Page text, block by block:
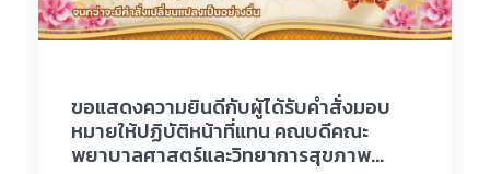
ขอแสดงความยินดีกับผู้ได้รับคำสั่งมอบ
หมายให้ปฏิบัติหน้าที่แทน คณบดีคณะ
พยาบาลศาสตร์และวิทยาการสุขภาพ...